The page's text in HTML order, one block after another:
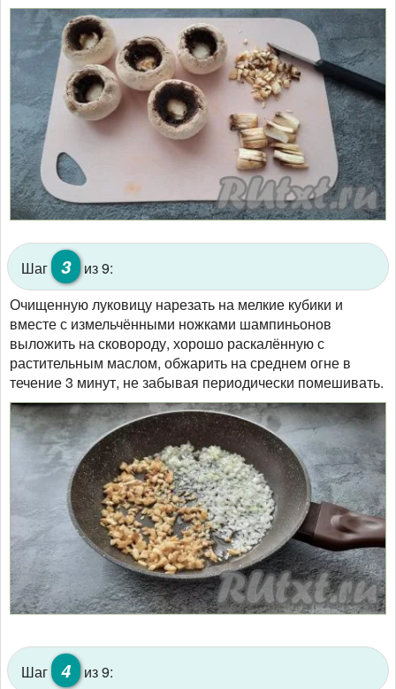
Шаг 3
из 9:
Очищенную луковицу нарезать на мелкие кубики и
вместе с измельчёнными ножками шампиньонов
выложить на сковороду, хорошо раскалённую с
растительным маслом, обжарить на среднем огне в
течение 3 минут, не забывая периодически помешивать.
Шаг 4 из 9: